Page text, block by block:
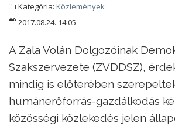
Kategória: Közlemények
2017.08.24. 14:05
A Zala Volán Dolgozóinak
Szakszervezete (ZVDDSZ),
mindig is előterében
humánerőforrás-gazdálkodás
közösségi közlekedés jelen